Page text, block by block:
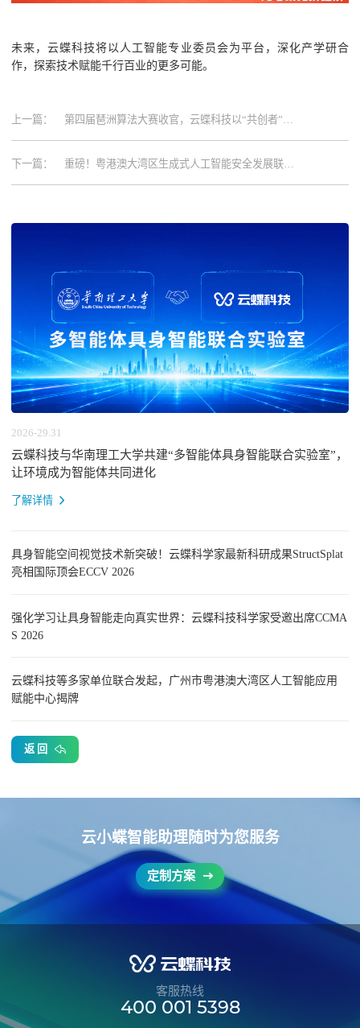
未来，云蝶科技将以人工智能专业委员会为平台，深化产学研合
作，探索技术赋能千行百业的更多可能。
上一篇：
第四届琶洲算法大赛收官，云蝶科技以“共创者”身
份推动AI生态进阶
下一篇：
重磅！粤港澳大湾区生成式人工智能安全发展联合
实验室揭
2026-29.31
云蝶科技与华南理工大学共建“多智能体具身智能联合实验室”，
让环境成为智能体共同进化
了解详情
具身智能空间视觉技术新突破！云蝶科学家最新科研成果StructSplat
亮相国际顶会ECCV 2026
强化学习让具身智能走向真实世界：云蝶科技科学家受邀出席CCMA
S 2026
云蝶科技等多家单位联合发起，广州市粤港澳大湾区人工智能应用
赋能中心揭牌
返 回
云小蝶智能助理随时为您服务
定制方案
客服热线
400 001 5398